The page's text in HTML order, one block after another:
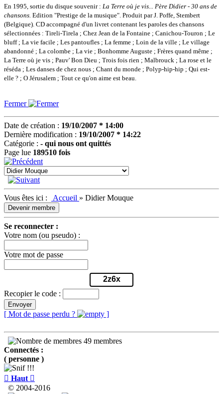
En 1995, sortie du disque souvenir : La Terre où je vis...
Père Didier - 30 ans de
chansons. Edition "Prestige de la musique". Produit par J. Poffe, Stembert
(Belgique). CD accompagné d'un livret contenant les paroles des chansons
sélectionnées : Tireli-Tirela ; Chez Jean de la Fontaine ; Canichou-Touron ; Le
bluff ; La vie facile ; Les pantoufles ; La femme ; Loin de la ville ; Le village
abandonné ; La colombe ; La vie ; Bonhomme Auguste ; Frères quand même ;
La Terre où je vis ; Pauv' Bon Dieu ; Trois fois rien ; Malbrouck ; La rose et le
réséda ; Les danses de chez nous ; Chant du monde ; Polyp-hip-hip ; Qui est-
elle ? ; O Jérusalem ; Tout ce qu'on aime est beau.
Fermer
Date de création : 19/10/2007 * 14:00
Dernière modification : 19/10/2007 * 14:22
Catégorie : - qui nous ont quittés
Page lue 189510 fois
Vous êtes ici : Accueil » Didier Mouque
Devenir membre
Se reconnecter :
Votre nom (ou pseudo) :
Votre mot de passe
2z6x
Recopier le code :
Envoyer
[ Mot de passe perdu ? ]
49 membres
Connectés :
( personne )
 Haut 
© 2004-2016